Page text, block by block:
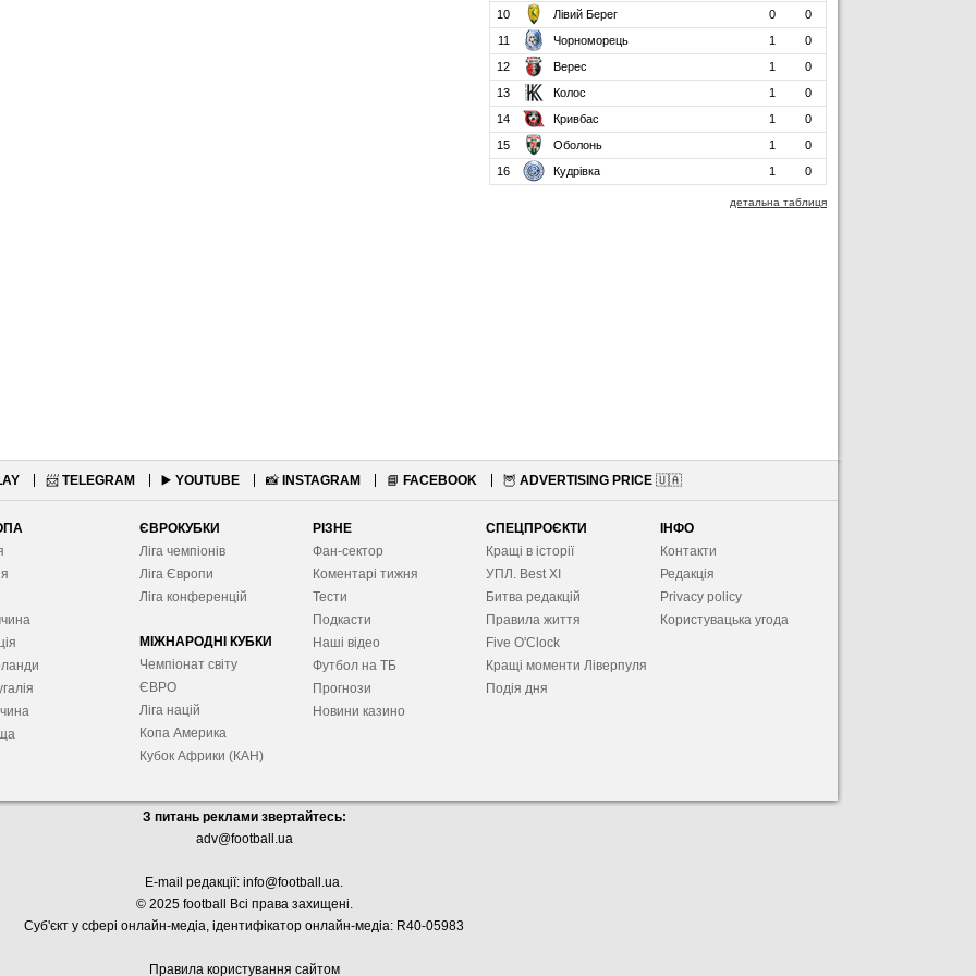
10
Лівий Берег 0
0
11
Чорноморець 1
0
12
Верес 1
0
13
Колос 1
0
14
Кривбас 1
0
15
Оболонь 1
0
16
Кудрівка 1 0
детальна таблиця
📨 TELEGRAM ▶️ YOUTUBE 📸 INSTAGRAM 📘 FACEBOOK 🦉 ADVERTISING PRICE 🇺🇦
ЄВРОКУБКИ
Ліга чемпіонів
Ліга Європи
Ліга конференцій
МІЖНАРОДНІ КУБКИ
Чемпіонат світу
ЄВРО
Ліга націй
Копа Америка
Кубок Африки (КАН)
РІЗНЕ
Фан-сектор
Коментарі тижня
Тести
Подкасти
Наші відео
Футбол на ТБ
Прогнози
Новини казино
СПЕЦПРОЄКТИ
Кращі в історії
УПЛ. Best XІ
Битва редакцій
Правила життя
Five O'Clock
Кращі моменти Ліверпуля
Подія дня
ІНФО
Контакти
Редакція
Privacy policy
Користувацька угода
З питань реклами звертайтесь:
adv@football.ua
E-mail редакції: info@football.ua.
© 2025 football Всі права захищені.
Суб'єкт у сфері онлайн-медіа, ідентифікатор онлайн-медіа: R40-05983
Правила користування сайтом